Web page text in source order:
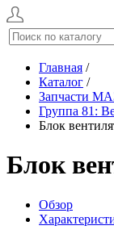
Главная /
Каталог /
Запчасти
Группа 81:
Блок
Блок
Обзор